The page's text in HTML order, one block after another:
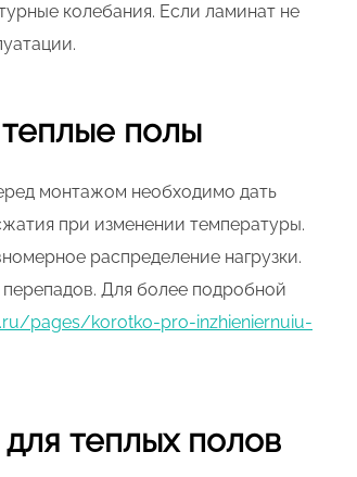
колебания. Если ламинат не
полы
монтажом необходимо дать
при изменении температуры.
распределение нагрузки.
перепадов. Для более подробной
pages/korotko-pro-inzhieniernuiu-
теплых полов